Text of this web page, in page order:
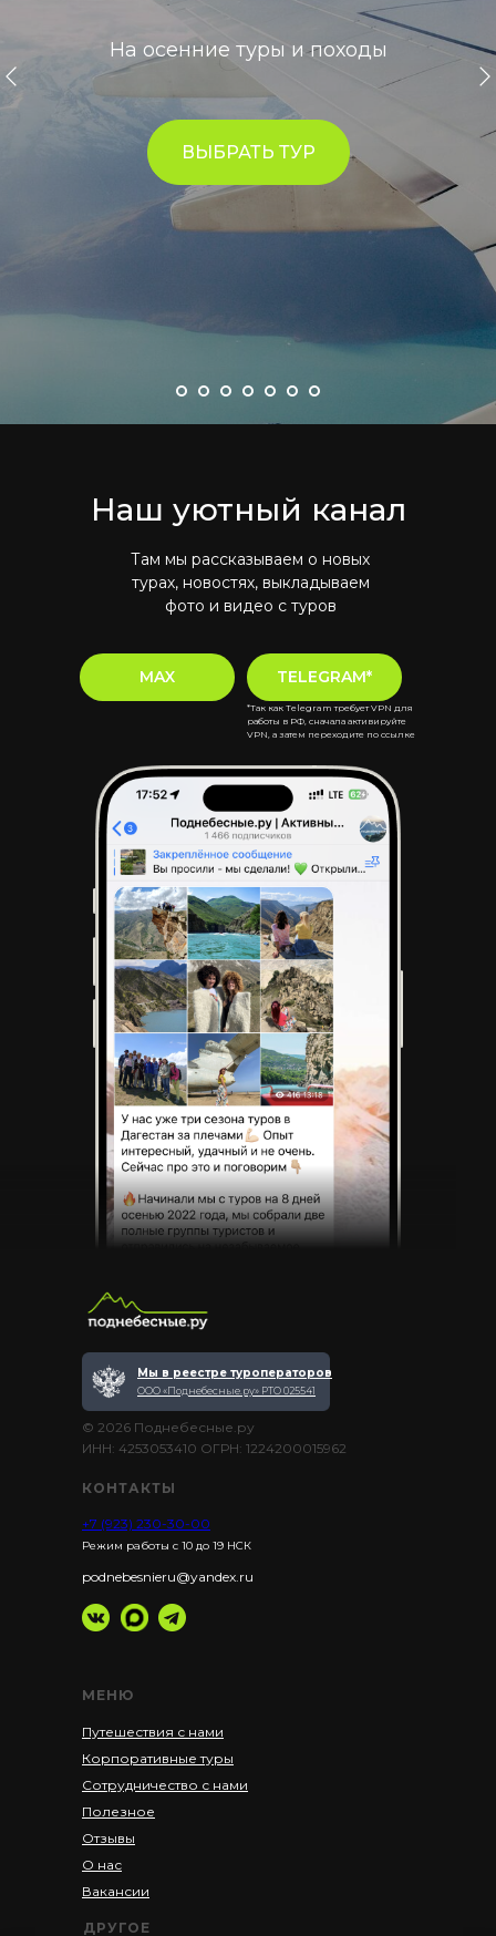
На осенние туры и походы
ВЫБРАТЬ ТУР
Наш уютный канал
Там мы рассказываем о новых
турах, новостях, выкладываем
фото и видео с туров
TELEGRAM*
MAX
*Так как Telegram требует VPN для
работы в РФ, сначала активируйте
VPN, а затем переходите по ссылке
КОНТАКТЫ
+7 (923) 230-30-00
Режим работы с 10 до 19 НСК
podnebesnieru@yandex.ru
МЕНЮ
Путешествия с нами
Корпоративные туры
Сотрудничество с нами
Полезное
Отзывы
О нас
Вакансии
ДРУГОЕ
© 2026 Поднебесные.ру
Мы в реестре туроператоров
ООО «Поднебесные.ру» РТО 025541
ИНН: 4253053410 ОГРН: 1224200015962